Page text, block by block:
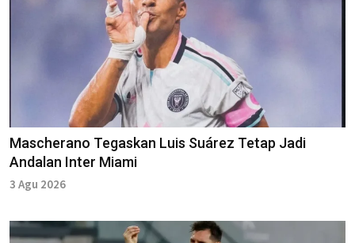
Mascherano Tegaskan Luis Suárez Tetap Jadi
Andalan Inter Miami
3 Agu 2026